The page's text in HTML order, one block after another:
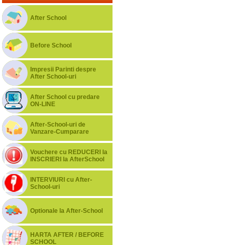
After School
Before School
Impresii Parinti despre
After School-uri
After School cu predare
ON-LINE
After-School-uri de
Vanzare-Cumparare
Vouchere cu REDUCERI la
INSCRIERI la AfterSchool
INTERVIURI cu After-
School-uri
Optionale la After-School
HARTA AFTER / BEFORE
SCHOOL